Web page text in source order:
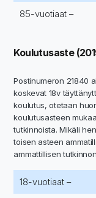
85-vuotiaat –
Koulutusaste
Postinumeron 21840
koskevat 18v
koulutus, otetaan
koulutusasteen
tutkinnoista. Mikäli
toisen asteen
ammattillisen
18-vuotiaat –